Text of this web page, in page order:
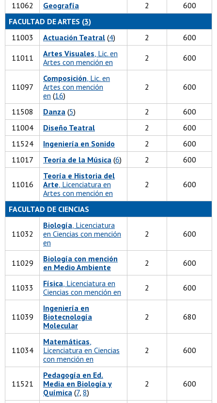
11062
Geografía 2
600
FACULTAD DE ARTES (3)
11003
Actuación Teatral (4) 2 600
11011 Artes Visuales, Lic. en
Artes con mención en
2 600
11097
Composición, Lic. en
Artes con mención
en (16)
2 600
11508 Danza (5) 2
600
11004
Diseño Teatral 2
600
11524
Ingeniería en Sonido 2
600
11017
Teoría de la Música (6) 2 600
11016
Teoría e Historia del
Arte, Licenciatura en
Artes con mención en
2 600
FACULTAD DE CIENCIAS
11032
Biología, Licenciatura
en Ciencias con mención
en
2 600
11029
Biología con mención
en Medio Ambiente
2 600
11033 Física, Licenciatura en
Ciencias con mención en
2 600
11039
Ingeniería en
Biotecnología
Molecular
2 680
11034
Matemáticas,
Licenciatura en Ciencias
con mención en
2 600
11521
Pedagogía en Ed.
Media en Biología y
Química (7, 8)
2 600